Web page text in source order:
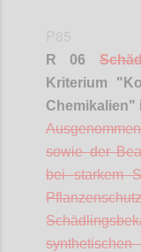
R 06
Kriterium
Chemikalien"
A
sowie der
bei starkem